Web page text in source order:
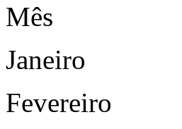
Mês
Janeiro
Fevereiro